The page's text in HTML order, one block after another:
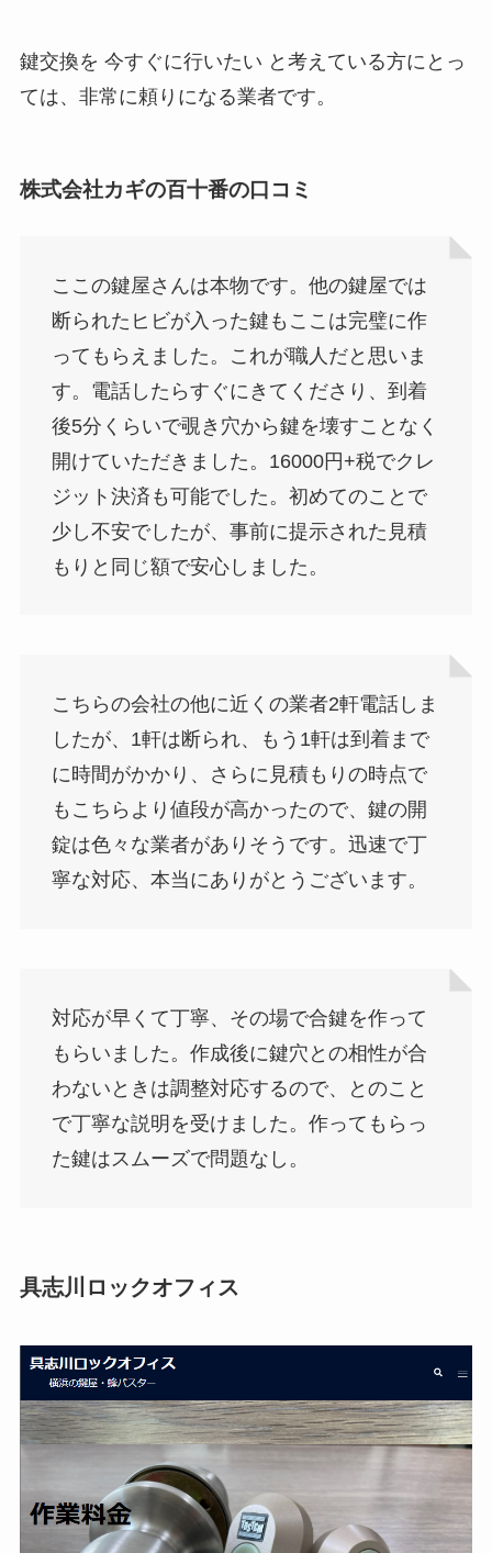
鍵交換を 今すぐに行いたい と考えている方にとっ
ては、非常に頼りになる業者です。
株式会社カギの百十番の口コミ
ここの鍵屋さんは本物です。他の鍵屋では
断られたヒビが入った鍵もここは完璧に作
ってもらえました。これが職人だと思いま
す。電話したらすぐにきてくださり、到着
後5分くらいで覗き穴から鍵を壊すことなく
開けていただきました。16000円+税でクレ
ジット決済も可能でした。初めてのことで
少し不安でしたが、事前に提示された見積
もりと同じ額で安心しました。
こちらの会社の他に近くの業者2軒電話しま
したが、1軒は断られ、もう1軒は到着まで
に時間がかかり、さらに見積もりの時点で
もこちらより値段が高かったので、鍵の開
錠は色々な業者がありそうです。迅速で丁
寧な対応、本当にありがとうございます。
対応が早くて丁寧、その場で合鍵を作って
もらいました。作成後に鍵穴との相性が合
わないときは調整対応するので、とのこと
で丁寧な説明を受けました。作ってもらっ
た鍵はスムーズで問題なし。
具志川ロックオフィス